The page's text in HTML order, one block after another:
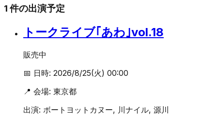
1 件の出演予定
トークライブ｢あわ｣vol.18
販売中
📅 日時: 2026/8/25(火) 00:00
📍 会場: 東京都
出演: ボートヨットカヌー, 川ナイル, 源川